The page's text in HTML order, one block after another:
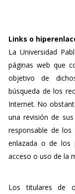
Links o
La Universidad
páginas web que
objetivo de
búsqueda de los
Internet. No
una revisión de
responsable de
enlazada o de los
acceso o uso de la
Los titulares de